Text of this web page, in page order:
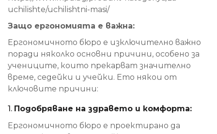
uchilishte/uchilishtni-masi/
Защо ергономията е важна:
Ергономичното бюро е изключително важно
поради няколко основни причини, особено за
учениците, които прекарват значително
време, седейки и учейки. Ето някои от
ключовите причини:
1. Подобряване на здравето и комфорта:
Ергономичното бюро е проектирано да